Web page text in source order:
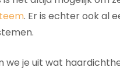
. Er is echter ook al
we je uit wat